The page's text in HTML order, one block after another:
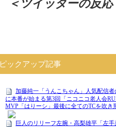
＜ツイッターの反応
ピックアップ記事